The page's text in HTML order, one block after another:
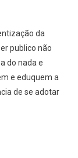
da
publico não
do nada e
e eduquem a
de se adotar